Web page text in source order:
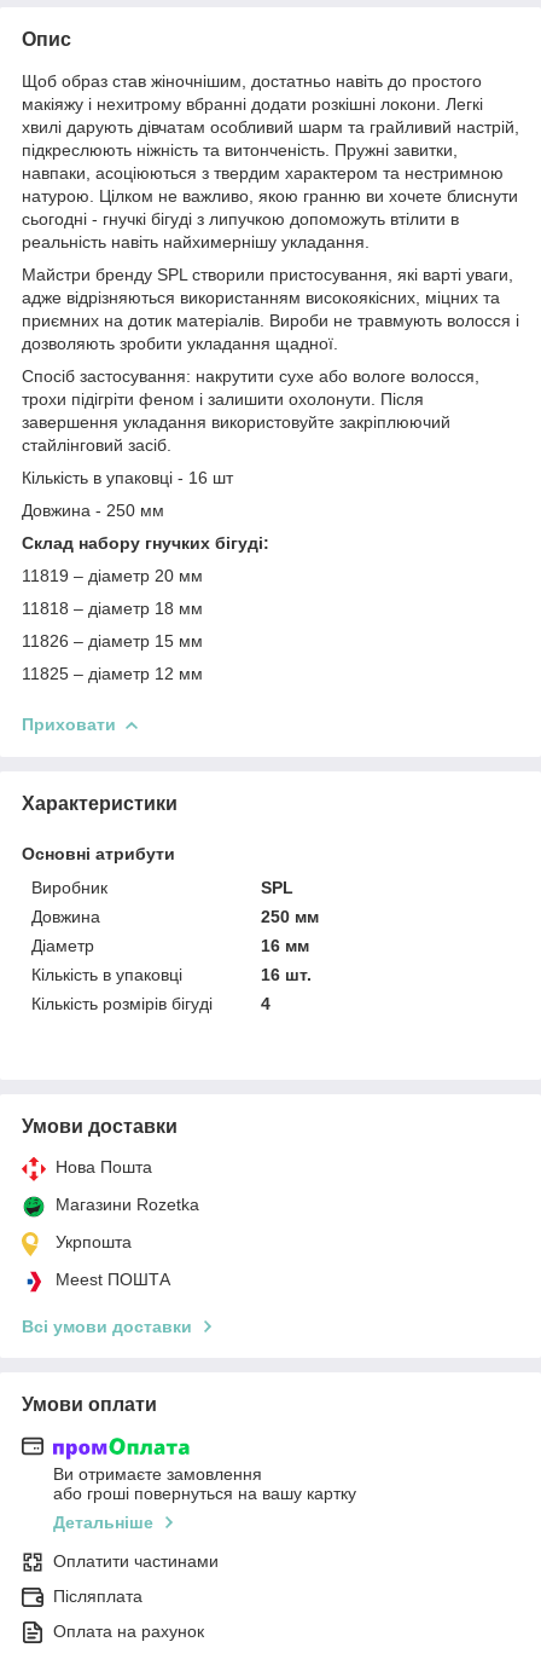
Опис
Щоб образ став жіночнішим, достатньо навіть до простого
макіяжу і нехитрому вбранні додати розкішні локони. Легкі
хвилі дарують дівчатам особливий шарм та грайливий настрій,
підкреслюють ніжність та витонченість. Пружні завитки,
навпаки, асоціюються з твердим характером та нестримною
натурою. Цілком не важливо, якою гранню ви хочете блиснути
сьогодні - гнучкі бігуді з липучкою допоможуть втілити в
реальність навіть найхимернішу укладання.
Майстри бренду SPL створили пристосування, які варті уваги,
адже відрізняються використанням високоякісних, міцних та
приємних на дотик матеріалів. Вироби не травмують волосся і
дозволяють зробити укладання щадної.
Спосіб застосування: накрутити сухе або вологе волосся,
трохи підігріти феном і залишити охолонути. Після
завершення укладання використовуйте закріплюючий
стайлінговий засіб.
Кількість в упаковці - 16 шт
Довжина - 250 мм
Склад набору гнучких бігуді:
11819 – діаметр 20 мм
11818 – діаметр 18 мм
11826 – діаметр 15 мм
11825 – діаметр 12 мм
Приховати
Характеристики
Основні атрибути
Виробник
SPL
Довжина
250 мм
Діаметр
16 мм
Кількість в упаковці
16 шт.
Кількість розмірів бігуді
4
Умови доставки
Нова Пошта
Магазини Rozetka
Укрпошта
Meest ПОШТА
Всі умови доставки
Умови оплати
Ви отримаєте замовлення
або гроші повернуться на вашу картку
Детальніше
Оплатити частинами
Післяплата
Оплата на рахунок